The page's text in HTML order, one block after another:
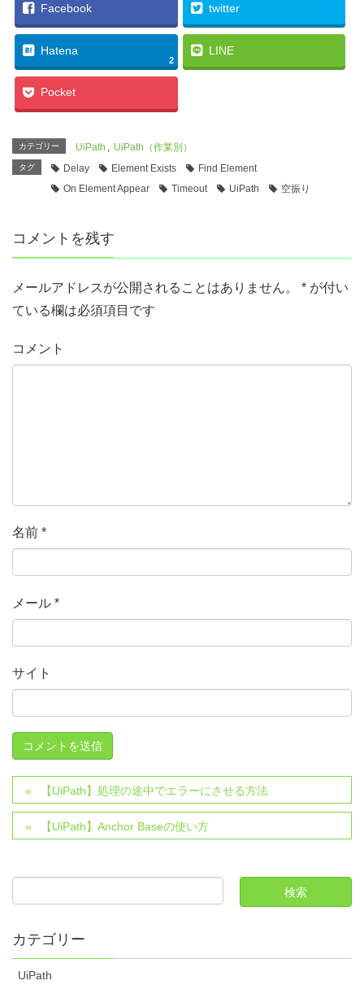
Facebook twitter
Hatena
2
LINE
Pocket
カテゴリー UiPath UiPath（作業別）
タグ Delay Element Exists
Find Element
On Element Appear
Timeout UiPath 空振り
コメントを残す
メールアドレスが公開されることはありません。 * が付い
ている欄は必須項目です
コメント
名前 *
メール *
サイト
【UiPath】処理の途中でエラーにさせる方法
【UiPath】Anchor Baseの使い方
カテゴリー
UiPath